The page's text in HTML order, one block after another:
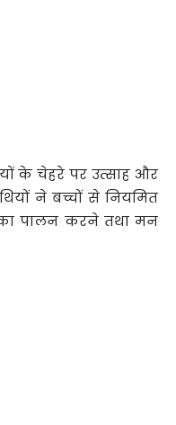
के चेहरे पर उत्साह और
ने बच्चों से नियमित
पालन करने तथा मन